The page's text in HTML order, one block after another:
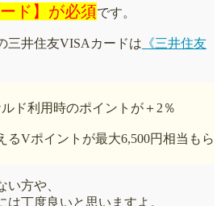
ド】が必須です。
三井住友VISAカードは 《三井住友
ド利用時のポイントが＋2％
るVポイントが最大6,500円相当もら
い方や、
丁度良いと思いますよ。